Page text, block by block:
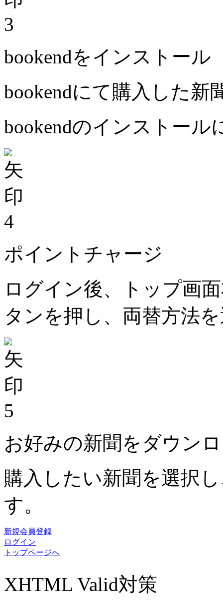
3
bookendをインストール
bookendにて購入した新
bookendのインストール
4
ポイントチャージ
ログイン後、トップ画
タンを押し、両替方法
5
お好みの新聞をダウン
購入したい新聞を選択
す。
新規会員登録
ログイン
トップページへ
XHTML Valid対策